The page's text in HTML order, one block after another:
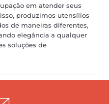
em atender seus
produzimos utensílios
de maneiras diferentes,
elegância a qualquer
soluções de